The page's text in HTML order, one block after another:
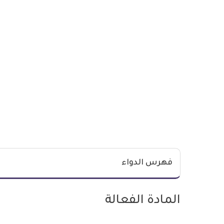
فهرس الدواء
المادة الفعالة